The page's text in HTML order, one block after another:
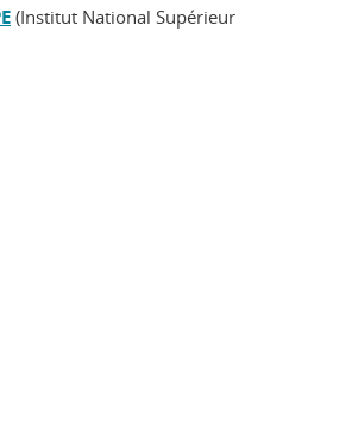
(Institut National Supérieur